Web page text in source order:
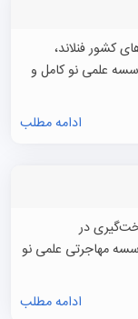
کشور فنلاند،
علمی نو کامل و
ادامه مطلب
در
مهاجرتی علمی نو
ادامه مطلب